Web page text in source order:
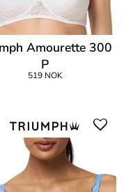
Amourette 300
P
519 NOK